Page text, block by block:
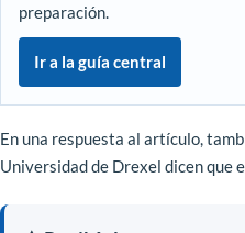
preparación.
Ir a la guía central
En una respuesta al artículo,
Universidad de Drexel dicen que